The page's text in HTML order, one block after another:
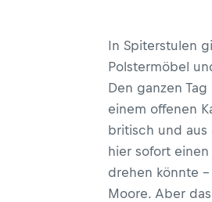
In Spiterstulen
Polstermöbel
Den ganzen
einem offenen
britisch und aus
hier sofort einen
drehen könnte
Moore. Aber